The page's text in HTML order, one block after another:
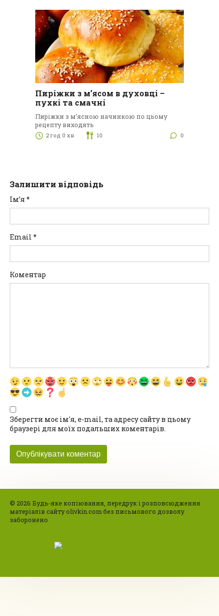
Пиріжки з м’ясом в духовці –
пухкі та смачні
Пиріжки з м’ясною начинкою по цьому
рецепту виходять
2 год 0 хв 10 0
Залишити відповідь
Ім’я *
Email *
Коментар
Зберегти моє ім'я, e-mail, та адресу сайту в цьому
браузері для моїх подальших коментарів.
© 2026 Будь-яке копіювання, передрук і розповсюдження
матеріалів сайту olivkin.com без письмового дозволу
заборонено